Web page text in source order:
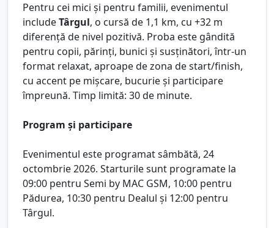
Pentru cei mici și pentru familii, evenimentul
includeTârgul, o cursă de 1,1 km, cu +32 m
diferență de nivel pozitivă. Proba este gândită
pentru copii, părinți, bunici și susținători, într-un
format relaxat, aproape de zona de start/finish,
cu accent pe mișcare, bucurie și participare
împreună. Timp limită: 30 de minute.
Program și participare
Evenimentul este programat sâmbătă, 24
octombrie 2026. Starturile sunt programate la
09:00 pentru Semi by MAC GSM, 10:00 pentru
Pădurea, 10:30 pentru Dealul și 12:00 pentru
Târgul.